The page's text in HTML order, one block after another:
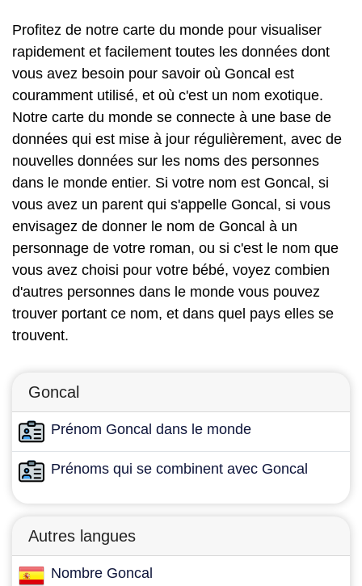
Profitez de notre carte du monde pour visualiser
rapidement et facilement toutes les données dont
vous avez besoin pour savoir où Goncal est
couramment utilisé, et où c'est un nom exotique.
Notre carte du monde se connecte à une base de
données qui est mise à jour régulièrement, avec de
nouvelles données sur les noms des personnes
dans le monde entier. Si votre nom est Goncal, si
vous avez un parent qui s'appelle Goncal, si vous
envisagez de donner le nom de Goncal à un
personnage de votre roman, ou si c'est le nom que
vous avez choisi pour votre bébé, voyez combien
d'autres personnes dans le monde vous pouvez
trouver portant ce nom, et dans quel pays elles se
trouvent.
Goncal
Prénom Goncal dans le monde
Prénoms qui se combinent avec Goncal
Autres langues
Nombre Goncal